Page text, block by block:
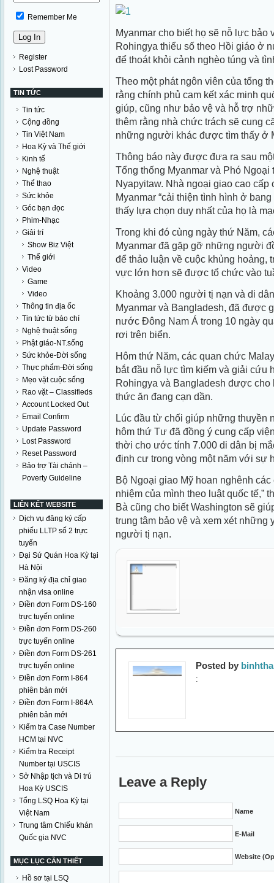
Remember Me
Register
Lost Password
TIN TỨC
Tin tức
Cộng đồng
Tin Việt Nam
Hoa Kỳ và Thế giới
Kinh tế
Nghệ thuật
Thể thao
Sức khỏe
Góc bạn đọc
Phim-Nhạc
Giải trí
Show Biz Việt
Thế giới
Video
Game
Video
Thông tin địa ốc
Tin tức từ báo chí
Nghệ thuật sống
Phật giáo-NT.sống
Sức khỏe-Đời sống
Thực phẩm-Đời sống
Mẹo vặt cuộc sống
Rao vặt – Classifieds
Account Locked Out
Email Confirm
Update Password
Lost Password
Reset Password
Bảo trợ Tài chánh –
Poverty Guideline
LIÊN KẾT WEBSITE
Dịch vụ đăng ký cấp
phiếu LLTP số 2 trực
tuyến
Đại Sứ Quán Hoa Kỳ tại
Hà Nội
Đăng ký địa chỉ giao
nhận visa online
Điền đơn Form DS-160
trực tuyến online
Điền đơn Form DS-260
trực tuyến online
Điền đơn Form DS-261
trực tuyến online
Điền đơn Form I-864
phiên bản mới
Điền đơn Form I-864A
phiên bản mới
Kiểm tra Case Number
HCM tại NVC
Kiểm tra Receipt
Number tại USCIS
Sở Nhập tịch và Di trú
Hoa Kỳ USCIS
Tổng LSQ Hoa Kỳ tại
Việt Nam
Trung tâm Chiếu khán
Quốc gia NVC
MỤC LỤC CẦN THIẾT
Hồ sơ tại LSQ
Myanmar cho biết họ sẽ nỗ lực
Rohingya thiểu số theo Hồi giáo ở
để thoát khỏi cảnh nghèo túng và
Theo một phát ngôn viên của tổng
rằng chính phủ cam kết xác minh
giúp, cũng như bảo vệ và hỗ trợ
thêm rằng nhà chức trách sẽ cung
những người khác được tìm thấy ở
Thông báo này được đưa ra sau
Tổng thống Myanmar và Phó
Nyapyitaw. Nhà ngoại giao cao
Myanmar “cải thiện tình hình ở
thấy lựa chọn duy nhất của họ là
Trong khi đó cùng ngày thứ Năm,
Myanmar đã gặp gỡ những người
để thảo luận về cuộc khủng
vực lớn hơn sẽ được tổ chức vào
Khoảng 3.000 người tị nạn và di
Myanmar và Bangladesh, đã được
nước Đông Nam Á trong 10 ngày
rơi trên biển.
Hôm thứ Năm, các quan chức
bắt đầu nỗ lực tìm kiếm và giải cứu
Rohingya và Bangladesh được
thức ăn đang cạn dần.
Lúc đầu từ chối giúp những thuyền
hôm thứ Tư đã đồng ý cung cấp
thời cho ước tính 7.000 di dân bị
định cư trong vòng một năm với sự
Bộ Ngoại giao Mỹ hoan nghênh
nhiệm của mình theo luật quốc tế,”
Bà cũng cho biết Washington sẽ
trung tâm bảo vệ và xem xét những
người tị nạn.
Posted by
:
Leave a Reply
Name
E-Mail
Website